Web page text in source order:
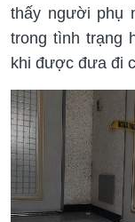
thấy người phụ
trong tình trạng
khi được đưa đi